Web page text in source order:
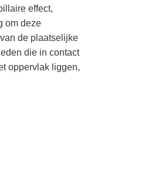
effect,
om deze
de plaatselijke
die in contact
oppervlak liggen,